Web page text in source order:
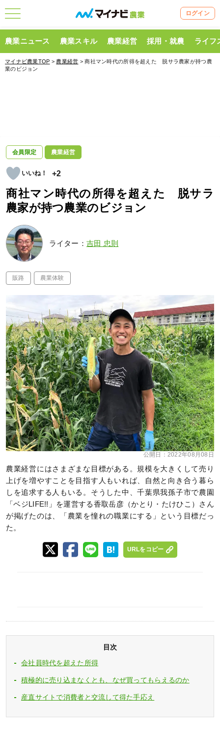
ログイン
農業ニュース 農業スキル 農業経営 採用・就農 ライフ
マイナビ農業TOP > 農業経営 > 商社マン時代の所得を超えた 脱サラ農家が持つ農
業のビジョン
会員限定 農業経営
+2
商社マン時代の所得を超えた 脱サラ
農家が持つ農業のビジョン
ライター： 吉田 忠則
販路 農業体験
公開日： 2022年08月08日
農業経営にはさまざまな目標がある。規模を大きくして売り
上げを増やすことを目指す人もいれば、自然と向き合う暮ら
しを追求する人もいる。そうした中、千葉県我孫子市で農園
「ベジLIFE!!」を運営する香取岳彦（かとり・たけひこ）さん
が掲げたのは、「農業を憧れの職業にする」という目標だっ
た。
URLをコピー
目次
会社員時代を超えた所得
積極的に売り込まなくとも、なぜ買ってもらえるのか
産直サイトで消費者と交流して得た手応え